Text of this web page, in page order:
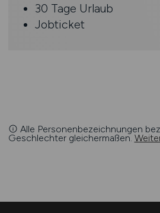
30 Tage Urlaub
Jobticket
Alle Personenbezeichnungen
Geschlechter gleichermaßen.